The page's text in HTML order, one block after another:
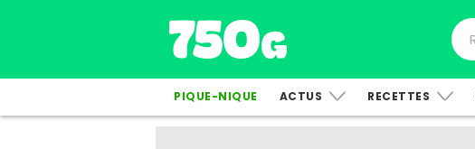
PIQUE-NIQUE ACTUS RECETTES